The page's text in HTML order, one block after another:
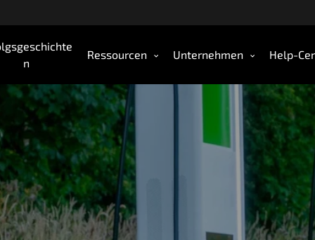
n
Ressourcen Unternehmen Help-